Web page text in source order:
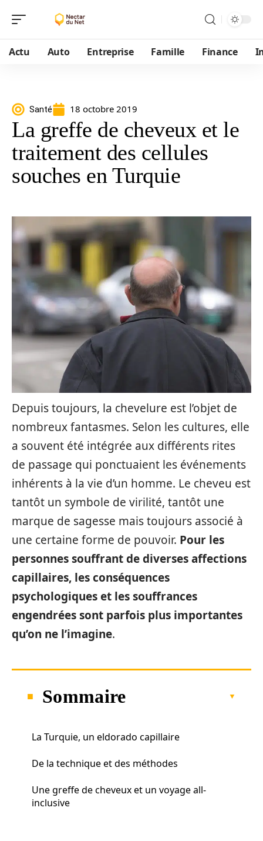
Actu Auto Entreprise Famille Finance
Santé 18 octobre 2019
La greffe de cheveux et le
traitement des cellules
souches en Turquie
Depuis toujours, la chevelure est l’objet de
nombreux fantasmes. Selon les cultures, elle
a souvent été intégrée aux différents rites
de passage qui ponctuaient les événements
inhérents à la vie d’un homme. Le cheveu est
tantôt un symbole de virilité, tantôt une
marque de sagesse mais toujours associé à
une certaine forme de pouvoir. Pour les
personnes souffrant de diverses affections
capillaires, les conséquences
psychologiques et les souffrances
engendrées sont parfois plus importantes
qu’on ne l’imagine.
Sommaire
La Turquie, un eldorado capillaire
De la technique et des méthodes
Une greffe de cheveux et un voyage all-
inclusive